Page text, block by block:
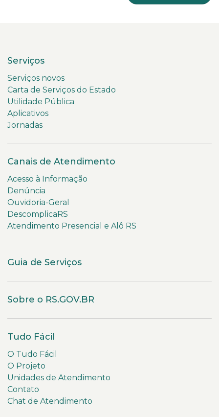
Serviços
Serviços novos
Carta de Serviços do Estado
Utilidade Pública
Aplicativos
Jornadas
Canais de Atendimento
Acesso à Informação
Denúncia
Ouvidoria-Geral
DescomplicaRS
Atendimento Presencial e Alô RS
Guia de Serviços
Sobre o RS.GOV.BR
Tudo Fácil
O Tudo Fácil
O Projeto
Unidades de Atendimento
Contato
Chat de Atendimento